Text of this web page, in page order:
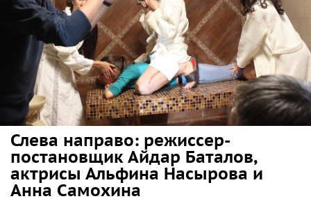
Слева направо: режиссер-
постановщик Айдар Баталов,
актрисы Альфина Насырова и
Анна Самохина